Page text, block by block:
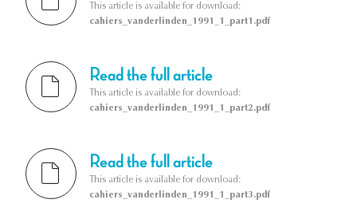
This article is available for download:
cahiers_vanderlinden_1991_1_part1.pdf
Read the full article
This article is available for download:
cahiers_vanderlinden_1991_1_part2.pdf
Read the full article
This article is available for download:
cahiers_vanderlinden_1991_1_part3.pdf